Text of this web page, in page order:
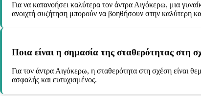
Για να κατανοήσει καλύτερα τον άντρα Αιγόκερω, μια
ανοιχτή συζήτηση μπορούν να βοηθήσουν στην καλύτερη
Ποια είναι η σημασία της σταθερότητας στη
Για τον άντρα Αιγόκερω, η σταθερότητα στη σχέση είναι
ασφαλής και ευτυχισμένος.